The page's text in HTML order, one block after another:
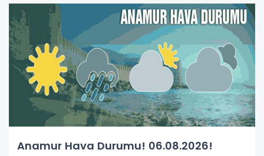
Anamur Hava Durumu! 06.08.2026!